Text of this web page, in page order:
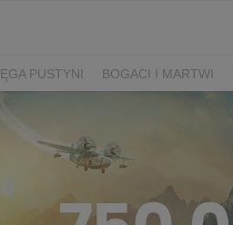
PUSTYNI BOGACI I MARTWI
BESTIA